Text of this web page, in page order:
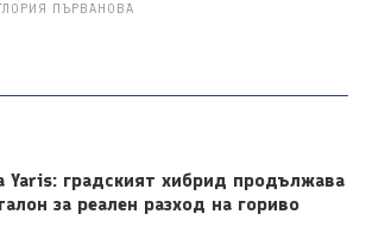
ГЛОРИЯ ПЪРВАНОВА
Yaris: градският хибрид продължава
за реален разход на гориво